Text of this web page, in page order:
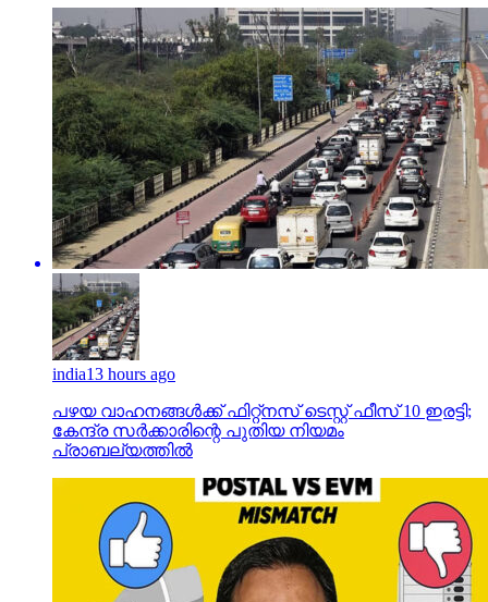
india13 hours ago
പഴയ വാഹനങ്ങള്‍ക്ക് ഫിറ്റ്‌നസ് ടെസ്റ്റ് ഫീസ് 10 ഇരട്ടി;
കേന്ദ്ര സര്‍ക്കാരിന്റെ പുതിയ നിയമം
പ്രാബല്യത്തില്‍